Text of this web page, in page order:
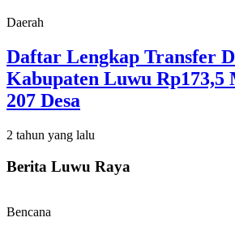
Daerah
Daftar Lengkap Transfer
Kabupaten Luwu
207 Desa
2 tahun yang lalu
Berita Luwu Raya
Bencana